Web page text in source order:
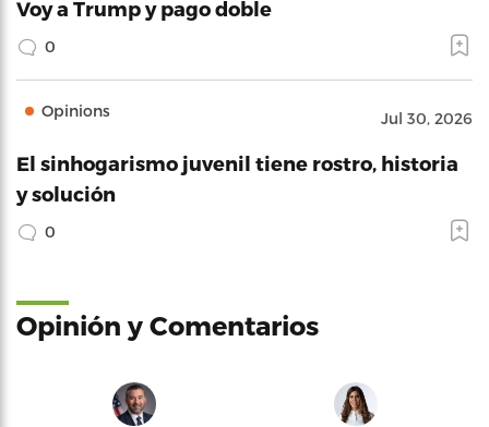
Voy a Trump y pago doble
0
Opinions Jul 30, 2026
El sinhogarismo juvenil tiene rostro, historia
y solución
0
Opinión y Comentarios